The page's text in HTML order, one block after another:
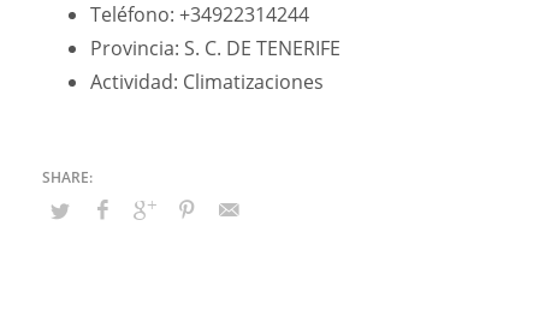
Teléfono: +34922314244
Provincia: S. C. DE TENERIFE
Actividad: Climatizaciones